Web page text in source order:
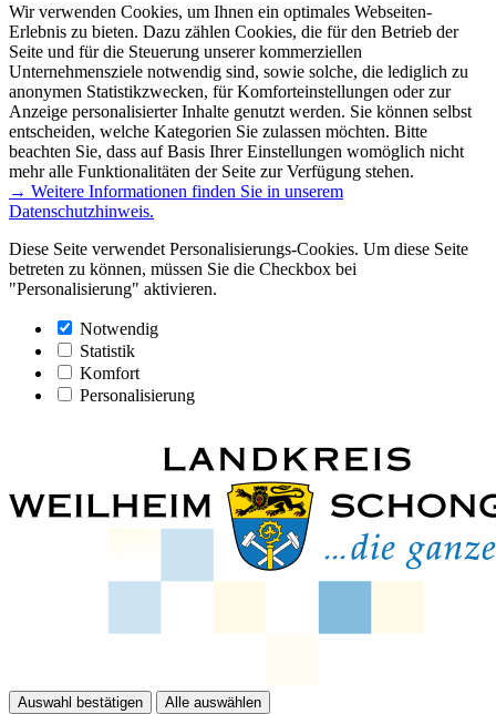
Wir verwenden Cookies, um Ihnen ein optimales Webseiten-
Erlebnis zu bieten. Dazu zählen Cookies, die für den Betrieb der
Seite und für die Steuerung unserer kommerziellen
Unternehmensziele notwendig sind, sowie solche, die lediglich zu
anonymen Statistikzwecken, für Komforteinstellungen oder zur
Anzeige personalisierter Inhalte genutzt werden. Sie können selbst
entscheiden, welche Kategorien Sie zulassen möchten. Bitte
beachten Sie, dass auf Basis Ihrer Einstellungen womöglich nicht
mehr alle Funktionalitäten der Seite zur Verfügung stehen.
→ Weitere Informationen finden Sie in unserem
Datenschutzhinweis.
Diese Seite verwendet Personalisierungs-Cookies. Um diese Seite
betreten zu können, müssen Sie die Checkbox bei
"Personalisierung" aktivieren.
Notwendig
Statistik
Komfort
Personalisierung
Auswahl bestätigen Alle auswählen